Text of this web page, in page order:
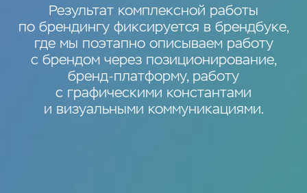
Результат комплексной работы
по брендингу фиксируется в брендбуке,
где мы поэтапно описываем работу
с брендом через позиционирование,
бренд-платформу, работу
с графическими константами
и визуальными коммуникациями.